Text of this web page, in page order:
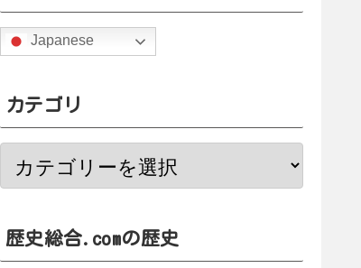
Japanese
カテゴリ
歴史総合.comの歴史